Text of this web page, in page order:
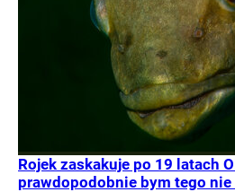
Rojek zaskakuje po 19 latach
prawdopodobnie bym tego nie